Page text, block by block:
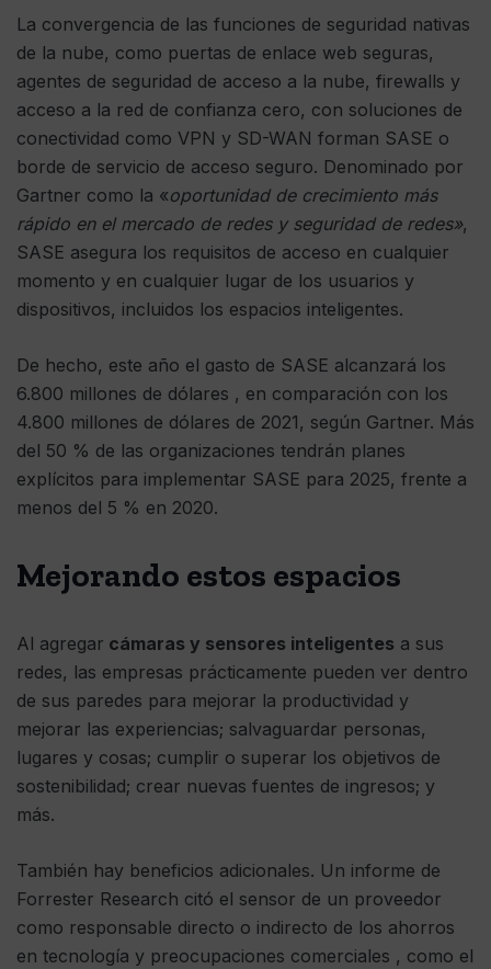
La convergencia de las funciones de seguridad nativas
de la nube, como puertas de enlace web seguras,
agentes de seguridad de acceso a la nube, firewalls y
acceso a la red de confianza cero, con soluciones de
conectividad como VPN y SD-WAN forman SASE o
borde de servicio de acceso seguro. Denominado por
Gartner como la «oportunidad de crecimiento más
rápido en el mercado de redes y seguridad de redes»,
SASE asegura los requisitos de acceso en cualquier
momento y en cualquier lugar de los usuarios y
dispositivos, incluidos los espacios inteligentes.
De hecho, este año el gasto de SASE alcanzará los
6.800 millones de dólares , en comparación con los
4.800 millones de dólares de 2021, según Gartner. Más
del 50 % de las organizaciones tendrán planes
explícitos para implementar SASE para 2025, frente a
menos del 5 % en 2020.
Mejorando estos espacios
Al agregar cámaras y sensores inteligentes a sus
redes, las empresas prácticamente pueden ver dentro
de sus paredes para mejorar la productividad y
mejorar las experiencias; salvaguardar personas,
lugares y cosas; cumplir o superar los objetivos de
sostenibilidad; crear nuevas fuentes de ingresos; y
más.
También hay beneficios adicionales. Un informe de
Forrester Research citó el sensor de un proveedor
como responsable directo o indirecto de los ahorros
en tecnología y preocupaciones comerciales , como el